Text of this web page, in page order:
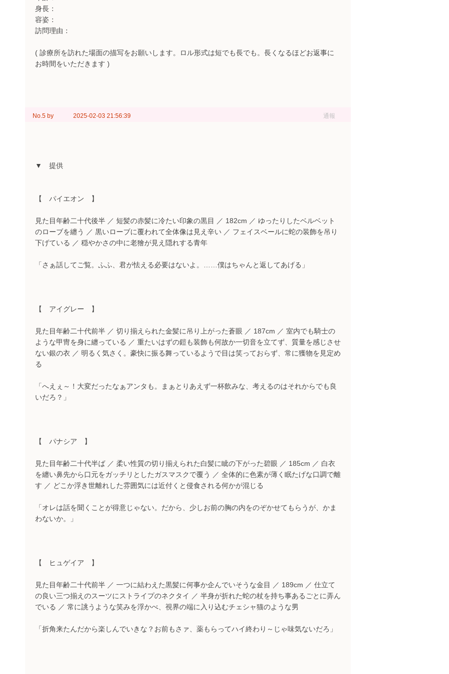
身長：
容姿：
訪問理由：
( 診療所を訪れた場面の描写をお願いします。ロル形式は短でも長でも。長くなるほどお返事に
お時間をいただきます )
No.5 by 2025-02-03 21:56:39 通報
▼ 提供
【 パイエオン 】
見た目年齢二十代後半 ／ 短髪の赤髪に冷たい印象の黒目 ／ 182cm ／ ゆったりしたベルベット
のローブを纏う ／ 黒いローブに覆われて全体像は見え辛い ／ フェイスベールに蛇の装飾を吊り
下げている ／ 穏やかさの中に老獪が見え隠れする青年
「さぁ話してご覧。ふふ、君が怯える必要はないよ。……僕はちゃんと返してあげる」
【 アイグレー 】
見た目年齢二十代前半 ／ 切り揃えられた金髪に吊り上がった蒼眼 ／ 187cm ／ 室内でも騎士の
ような甲冑を身に纏っている ／ 重たいはずの鎧も装飾も何故か一切音を立てず、質量を感じさせ
ない銀の衣 ／ 明るく気さく。豪快に振る舞っているようで目は笑っておらず、常に獲物を見定め
る
「へえぇ～！大変だったなぁアンタも。まぁとりあえず一杯飲みな、考えるのはそれからでも良
いだろ？」
【 パナシア 】
見た目年齢二十代半ば ／ 柔い性質の切り揃えられた白髪に眦の下がった碧眼 ／ 185cm ／ 白衣
を纏い鼻先から口元をガッチリとしたガスマスクで覆う ／ 全体的に色素が薄く眠たげな口調で離
す ／ どこか浮き世離れした雰囲気には近付くと侵食される何かが混じる
「オレは話を聞くことが得意じゃない。だから、少しお前の胸の内をのぞかせてもらうが、かま
わないか。」
【 ヒュゲイア 】
見た目年齢二十代前半 ／ 一つに結わえた黒髪に何事か企んでいそうな金目 ／ 189cm ／ 仕立て
の良い三つ揃えのスーツにストライプのネクタイ ／ 半身が折れた蛇の杖を持ち事あるごとに弄ん
でいる ／ 常に誂うような笑みを浮かべ、視界の端に入り込むチェシャ猫のような男
「折角来たんだから楽しんでいきな？お前もさァ、薬もらってハイ終わり～じゃ味気ないだろ」